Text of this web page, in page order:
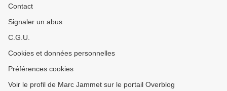
Contact
Signaler un abus
C.G.U.
Cookies et données personnelles
Préférences cookies
Voir le profil de Marc Jammet sur le portail Overblog